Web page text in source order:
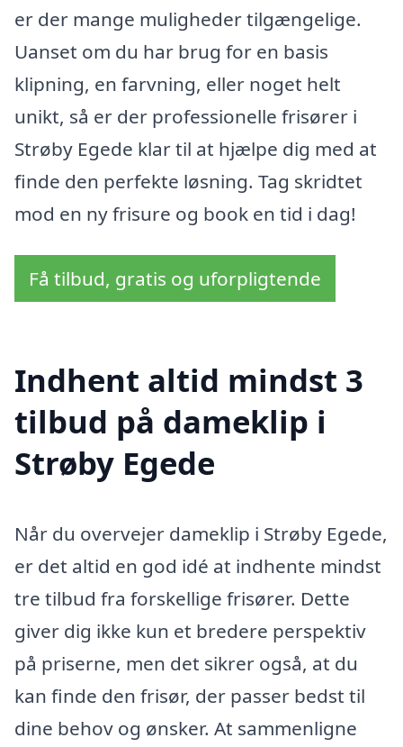
er der mange muligheder tilgængelige.
Uanset om du har brug for en basis
klipning, en farvning, eller noget helt
unikt, så er der professionelle frisører i
Strøby Egede klar til at hjælpe dig med at
finde den perfekte løsning. Tag skridtet
mod en ny frisure og book en tid i dag!
Få tilbud, gratis og uforpligtende
Indhent altid mindst 3
tilbud på dameklip i
Strøby Egede
Når du overvejer dameklip i Strøby Egede,
er det altid en god idé at indhente mindst
tre tilbud fra forskellige frisører. Dette
giver dig ikke kun et bredere perspektiv
på priserne, men det sikrer også, at du
kan finde den frisør, der passer bedst til
dine behov og ønsker. At sammenligne